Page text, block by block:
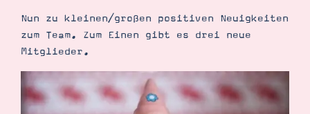
Angebote
Demonstrator werden
Blog
Nun zu kleinen/großen positiven Neuigkeiten
zum Team. Zum Einen gibt es drei neue
Mitglieder.